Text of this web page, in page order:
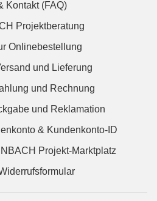
Kontakt (FAQ)
Projektberatung
Onlinebestellung
und Lieferung
und Rechnung
und Reklamation
& Kundenkonto-ID
Projekt-Marktplatz